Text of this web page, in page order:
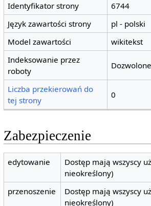
Identyfikator strony
6744
Język zawartości strony
pl - polski
Model zawartości
wikitekst
Indeksowanie przez
roboty
Dozwolone
Liczba przekierowań do
tej strony
0
Zabezpieczenie
edytowanie
Dostęp mają wszyscy
nieokreślony)
przenoszenie
Dostęp mają wszyscy
nieokreślony)